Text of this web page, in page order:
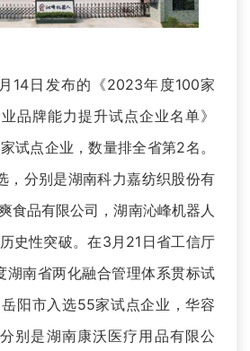
14日发布的《2023年度100家
品牌能力提升试点企业名单》
试点企业，数量排全省第2名。
，分别是湖南科力嘉纺织股份有
食品有限公司，湖南沁峰机器人
史性突破。在3月21日省工信厅
南省两化融合管理体系贯标试
阳市入选55家试点企业，华容
别是湖南康沃医疗用品有限公